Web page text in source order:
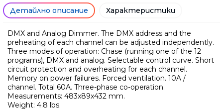
Ние ще се свържем с вас в
Детайлно описание Характеристики
DMX and Analog Dimmer. The DMX address and the
preheating of each channel can be adjusted independently.
Three modes of operation: Chase (running one of the 12
programs), DMX and analog. Selectable control curve. Short
circuit protection and overheating for each channel.
Memory on power failures. Forced ventilation. 10A /
channel. Total 60A. Three-phase co-operation.
Measurements: 483x89x432 mm.
Weight: 4.8 lbs.